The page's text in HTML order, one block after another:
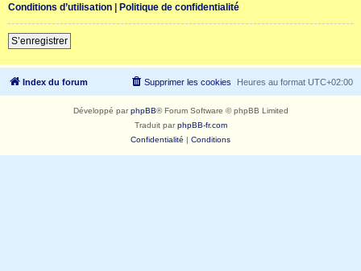
Conditions d’utilisation | Politique de confidentialité
S’enregistrer
Index du forum Heures au format UTC+02:00
Supprimer les cookies
Développé parphpBB® Forum Software © phpBB Limited
Traduit parphpBB-fr.com
Confidentialité | Conditions